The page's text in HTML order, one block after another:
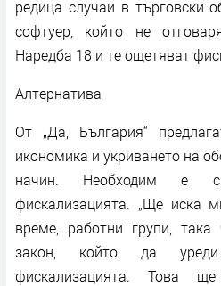
редица случаи в търговски
софтуер, който не
Наредба 18 и те ощетяват
Алтернатива
От „Да, България“
икономика и укриването на
начин. Необходим е
фискализацията. „Ще иска
време, работни групи,
закон, който да
фискализацията. Това